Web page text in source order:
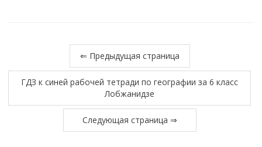
⇐ Предыдущая страница
ГДЗ к синей рабочей тетради по географии за 6 класс
Лобжанидзе
Следующая страница ⇒